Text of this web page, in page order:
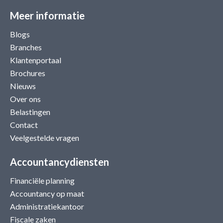
Meer informatie
Blogs
Branches
Klantenportaal
Brochures
Nieuws
Over ons
Belastingen
Contact
Veelgestelde vragen
Accountancydiensten
Financiële planning
Accountancy op maat
Administratiekantoor
Fiscale zaken